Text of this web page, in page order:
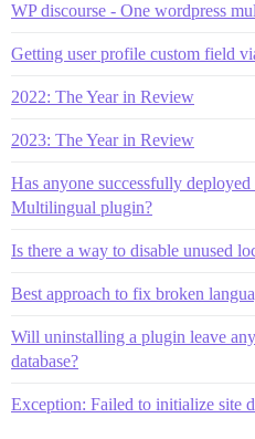
WP discourse - One wordpress
Getting user profile custom field
2022: The Year in Review
2023: The Year in Review
Has anyone successfully
Multilingual plugin?
Is there a way to disable unused
Best approach to fix broken
Will uninstalling a plugin leave
database?
Exception: Failed to initialize site